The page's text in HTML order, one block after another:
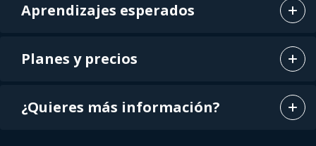
Aprendizajes esperados
Planes y precios
¿Quieres más información?